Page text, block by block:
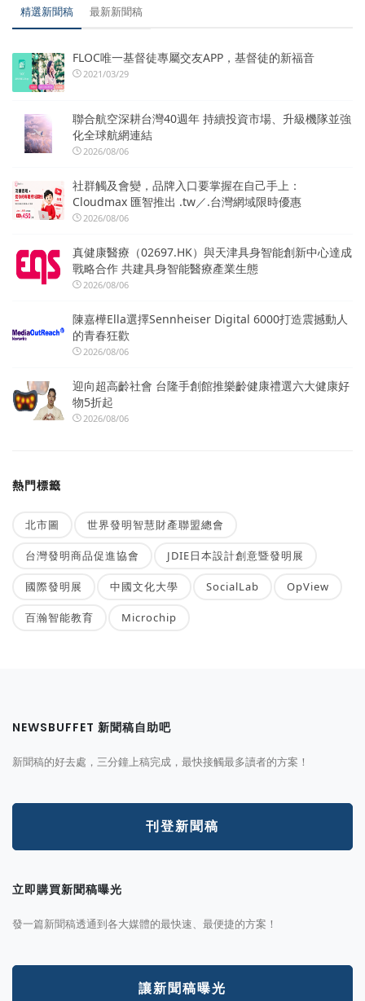
精選新聞稿 最新新聞稿
FLOC唯一基督徒專屬交友APP，基督徒的新福音
2021/03/29
聯合航空深耕台灣40週年 持續投資市場、升級機隊並強
化全球航網連結
2026/08/06
社群觸及會變，品牌入口要掌握在自己手上：
Cloudmax 匯智推出 .tw／.台灣網域限時優惠
2026/08/06
真健康醫療（02697.HK）與天津具身智能創新中心達成
戰略合作 共建具身智能醫療產業生態
2026/08/06
陳嘉樺Ella選擇Sennheiser Digital 6000打造震撼動人
的青春狂歡
2026/08/06
迎向超高齡社會 台隆手創館推樂齡健康禮選六大健康好
物5折起
2026/08/06
熱門標籤
北市圖 世界發明智慧財產聯盟總會
台灣發明商品促進協會 JDIE日本設計創意暨發明展
國際發明展 中國文化大學 SocialLab OpView
百瀚智能教育 Microchip
NEWSBUFFET 新聞稿自助吧
新聞稿的好去處，三分鐘上稿完成，最快接觸最多讀者的方案！
刊登新聞稿
立即購買新聞稿曝光
發一篇新聞稿透通到各大媒體的最快速、最便捷的方案！
讓新聞稿曝光